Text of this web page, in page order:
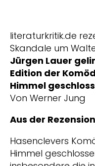
literaturkritik.de
Skandale um
Jürgen Lauer
Edition der
Himmel
Von Werner Jung
Aus der
Hasenclevers
Himmel